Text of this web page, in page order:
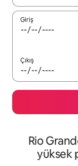
Giriş
Çıkış
Rio
yüksek